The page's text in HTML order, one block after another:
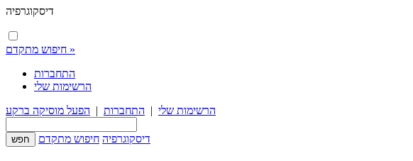
חיפוש מתקדם »
התחברות
הרשימות שלי
הרשימות שלי | התחברות | הפעל מוסיקה ברקע
דיסקוגרפיה חיפוש מתקדם